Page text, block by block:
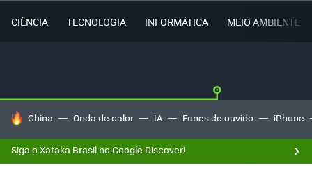
CIÊNCIA TECNOLOGIA INFORMÁTICA MEIO AMBIENTE
TENDÊNCIAS DO DIA
China Onda de calor IA Fones de ouvido iPhone
Siga o Xataka Brasil no Google Discover!